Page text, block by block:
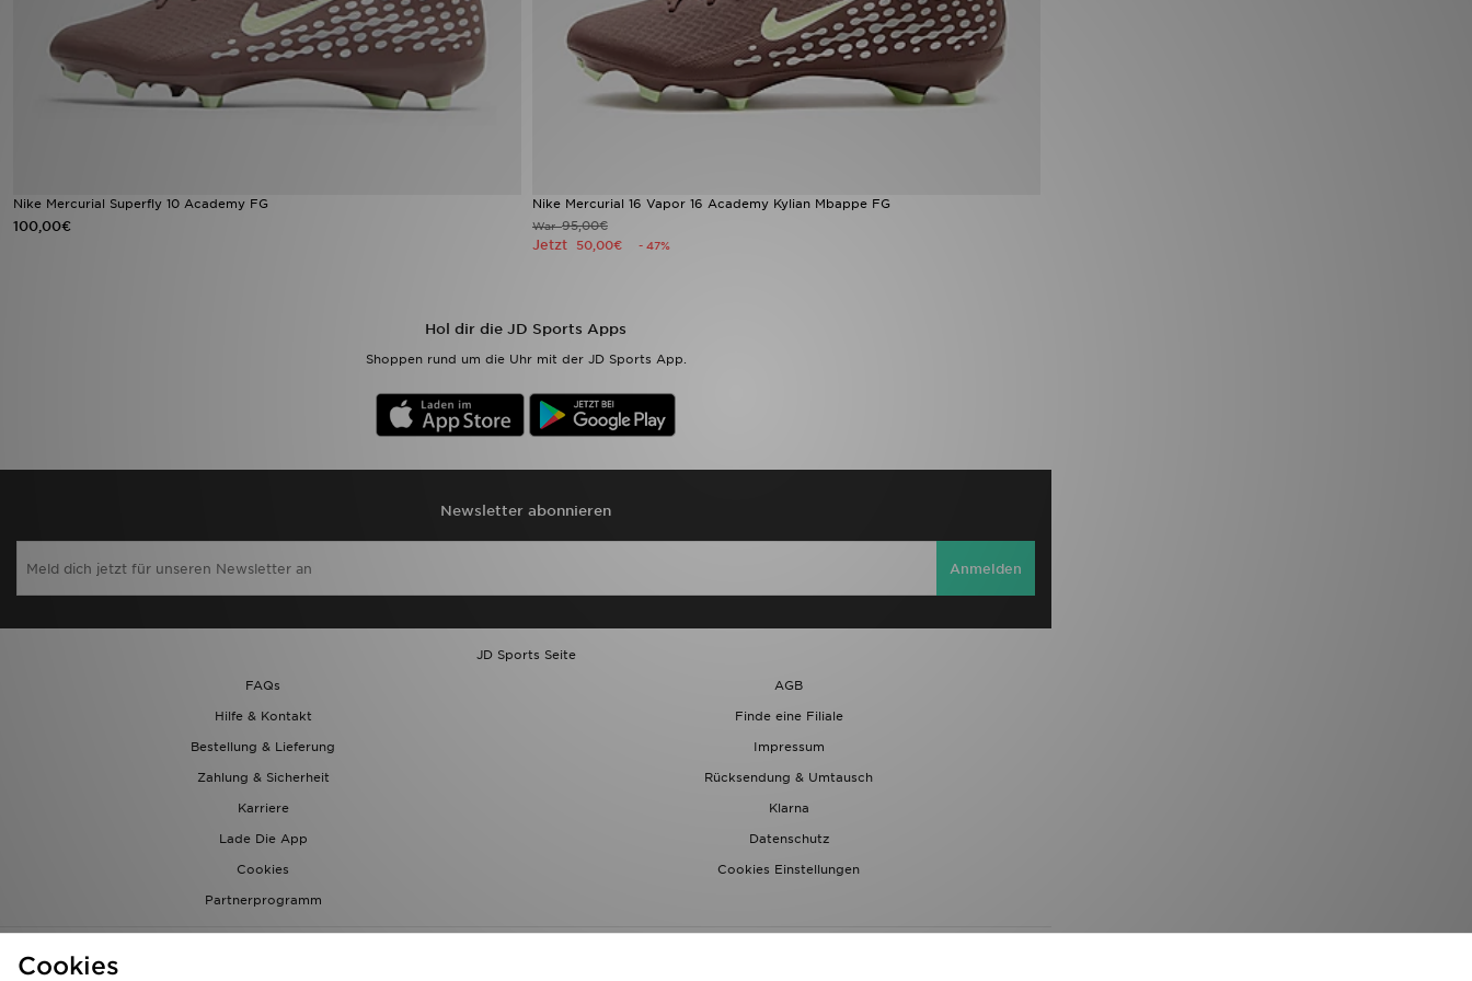
Nike Mercurial Superfly 10 Academy FG
100,00€
Nike Mercurial 16 Vapor 16 Academy Kylian Mbappe FG
War95,00€
Jetzt 50,00€ - 47%
Hol dir die JD Sports Apps
Shoppen rund um die Uhr mit der JD Sports App.
Newsletter abonnieren
Anmelden
JD Sports Seite
FAQs
AGB
Hilfe & Kontakt
Finde eine Filiale
Bestellung & Lieferung
Impressum
Zahlung & Sicherheit
Rücksendung & Umtausch
Karriere
Klarna
Lade Die App
Datenschutz
Cookies
Cookies Einstellungen
Partnerprogramm
Sport
Lade Die APP
Filialfinder
Cookies